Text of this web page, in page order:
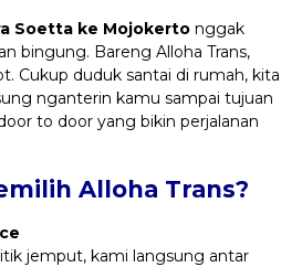
Soetta ke Mojokerto nggak
bingung. Bareng Alloha Trans,
Cukup duduk santai di rumah, kita
nganterin kamu sampai tujuan
to door yang bikin perjalanan
Alloha Trans?
jemput, kami langsung antar